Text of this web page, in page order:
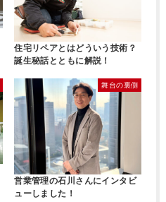
住宅リペアとはどういう技術？
誕生秘話とともに解説！
舞台の裏側
営業管理の石川さんにインタビ
ューしました！